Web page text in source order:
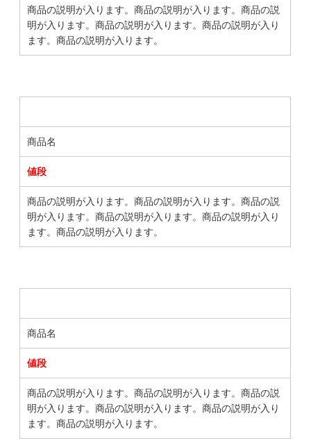
商品の説明が入ります。商品の説明が入ります。商品の説
明が入ります。商品の説明が入ります。商品の説明が入り
ます。商品の説明が入ります。
商品名
値段
商品の説明が入ります。商品の説明が入ります。商品の説
明が入ります。商品の説明が入ります。商品の説明が入り
ます。商品の説明が入ります。
商品名
値段
商品の説明が入ります。商品の説明が入ります。商品の説
明が入ります。商品の説明が入ります。商品の説明が入り
ます。商品の説明が入ります。